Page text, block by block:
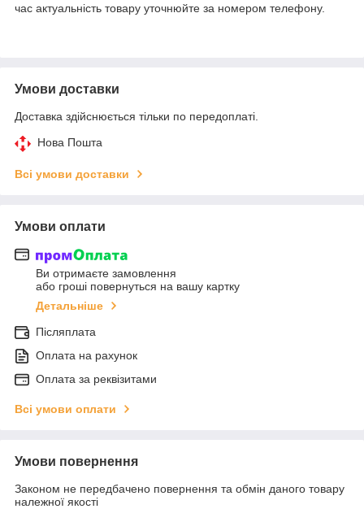
час актуальність товару уточнюйте за номером телефону.
Умови доставки
Доставка здійснюється тільки по передоплаті.
Нова Пошта
Всі умови доставки
Умови оплати
Ви отримаєте замовлення
або гроші повернуться на вашу картку
Детальніше
Післяплата
Оплата на рахунок
Оплата за реквізитами
Всі умови оплати
Умови повернення
Законом не передбачено повернення та обмін даного товару
належної якості